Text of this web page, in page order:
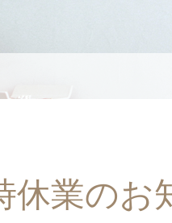
休業のお